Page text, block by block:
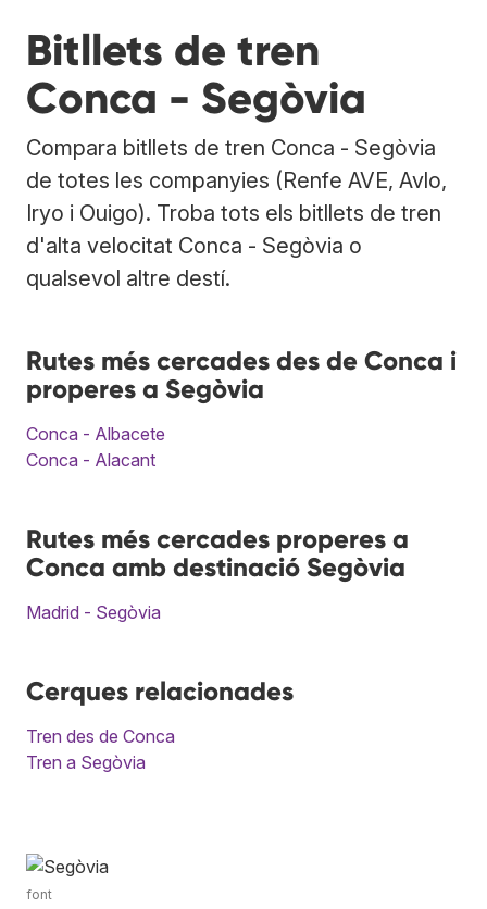
Bitllets de tren
Conca - Segòvia
Compara bitllets de tren Conca - Segòvia
de totes les companyies (Renfe AVE, Avlo,
Iryo i Ouigo). Troba tots els bitllets de tren
d'alta velocitat Conca - Segòvia o
qualsevol altre destí.
Rutes més cercades des de Conca i
properes a Segòvia
Conca - Albacete
Conca - Alacant
Rutes més cercades properes a
Conca amb destinació Segòvia
Madrid - Segòvia
Cerques relacionades
Tren des de Conca
Tren a Segòvia
font